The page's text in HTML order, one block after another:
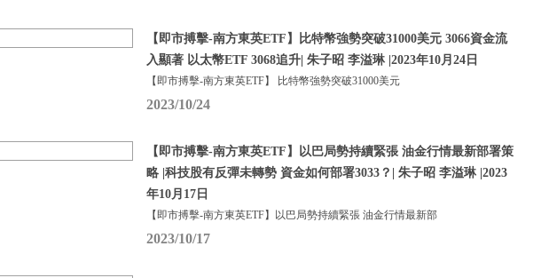
【即市搏擊-南方東英ETF】比特幣強勢突破31000美元 3066資金流
入顯著 以太幣ETF 3068追升| 朱子昭 李溢琳 |2023年10月24日
【即市搏擊-南方東英ETF】 比特幣強勢突破31000美元
2023/10/24
【即市搏擊-南方東英ETF】以巴局勢持續緊張 油金行情最新部署策
略 |科技股有反彈未轉勢 資金如何部署3033？| 朱子昭 李溢琳 |2023
年10月17日
【即市搏擊-南方東英ETF】以巴局勢持續緊張 油金行情最新部
2023/10/17